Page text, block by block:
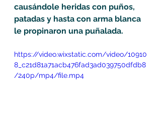
causándole heridas con puños,
patadas y hasta con arma blanca
le propinaron una puñalada.
https://video.wixstatic.com/video/10910
8_c21d81a71acb476fad3ad039750dfdb8
/240p/mp4/file.mp4